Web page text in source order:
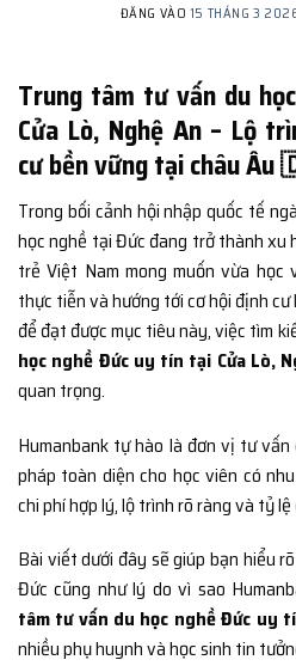
ĐĂNG VÀO 15 THÁNG 3
Trung tâm tư vấn du
Cửa Lò, Nghệ An – Lộ
cư bền vững tại châu
Trong bối cảnh hội nhập quốc tế
học nghề tại Đức đang trở thành xu
trẻ Việt Nam mong muốn vừa học
thực tiễn và hướng tới cơ hội định
để đạt được mục tiêu này, việc tìm
học nghề Đức uy tín tại Cửa Lò,
quan trọng.
Humanbank tự hào là đơn vị tư
pháp toàn diện cho học viên có
chi phí hợp lý, lộ trình rõ ràng và tỷ
Bài viết dưới đây sẽ giúp bạn hiểu
Đức cũng như lý do vì sao
tâm tư vấn du học nghề Đức uy
nhiều phụ huynh và học sinh tin